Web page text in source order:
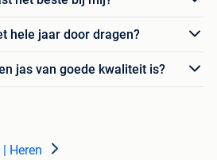
hele jaar door dragen?
jas van goede kwaliteit is?
Heren